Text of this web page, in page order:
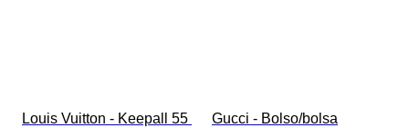
Louis Vuitton - Keepall 55
Gucci - Bolso/bolsa